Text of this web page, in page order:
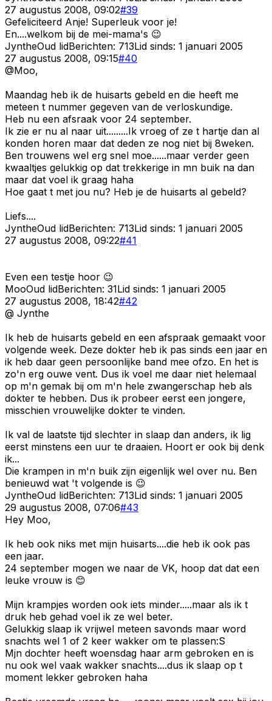
27 augustus 2008, 09:02#39
Gefeliciteerd Anje! Superleuk voor je!
En....welkom bij de mei-mama's 😉
JyntheOud lidBerichten: 713Lid sinds: 1 januari 2005
27 augustus 2008, 09:15#40
@Moo,
Maandag heb ik de huisarts gebeld en die heeft me
meteen t nummer gegeven van de verloskundige.
Heb nu een afsraak voor 24 september.
Ik zie er nu al naar uit.........Ik vroeg of ze t hartje dan al
konden horen maar dat deden ze nog niet bij 8weken.
Ben trouwens wel erg snel moe......maar verder geen
kwaaltjes gelukkig op dat trekkerige in mn buik na dan
maar dat voel ik graag haha
Hoe gaat t met jou nu? Heb je de huisarts al gebeld?
Liefs....
JyntheOud lidBerichten: 713Lid sinds: 1 januari 2005
27 augustus 2008, 09:22#41
Even een testje hoor 😉
MooOud lidBerichten: 31Lid sinds: 1 januari 2005
27 augustus 2008, 18:42#42
@ Jynthe
Ik heb de huisarts gebeld en een afspraak gemaakt voor
volgende week. Deze dokter heb ik pas sinds een jaar en
ik heb daar geen persoonlijke band mee ofzo. En het is
zo'n erg ouwe vent. Dus ik voel me daar niet helemaal
op m'n gemak bij om m'n hele zwangerschap heb als
dokter te hebben. Dus ik probeer eerst een jongere,
misschien vrouwelijke dokter te vinden.
Ik val de laatste tijd slechter in slaap dan anders, ik lig
eerst minstens een uur te draaien. Hoort er ook bij denk
ik...
Die krampen in m'n buik zijn eigenlijk wel over nu. Ben
benieuwd wat 't volgende is 😉
JyntheOud lidBerichten: 713Lid sinds: 1 januari 2005
29 augustus 2008, 07:06#43
Hey Moo,
Ik heb ook niks met mijn huisarts....die heb ik ook pas
een jaar.
24 september mogen we naar de VK, hoop dat dat een
leuke vrouw is 😊
Mijn krampjes worden ook iets minder.....maar als ik t
druk heb gehad voel ik ze wel beter.
Gelukkig slaap ik vrijwel meteen savonds maar word
snachts wel 1 of 2 keer wakker om te plassen:S
Mjn dochter heeft woensdag haar arm gebroken en is
nu ook wel vaak wakker snachts....dus ik slaap op t
moment lekker gebroken haha